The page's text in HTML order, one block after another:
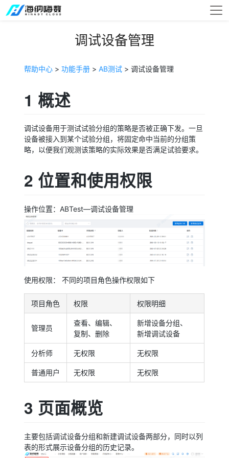
调试设备管理
帮助中心 >功能手册 >AB测试 > 调试设备管理
1 概述
调试设备用于测试试验分组的策略是否被正确下发。一旦
设备被接入到某个试验分组，将固定命中当前的分组策
略，以便我们观测该策略的实际效果是否满足试验要求。
2 位置和使用权限
操作位置：ABTest—调试设备管理
使用权限： 不同的项目角色操作权限如下
项目角色 权限 权限明细
管理员
查看、编辑、
复制、删除
新增设备分组、
新增调试设备
分析师 无权限 无权限
普通用户 无权限 无权限
3 页面概览
主要包括调试设备分组和新建调试设备两部分，同时以列
表的形式展示设备分组的历史记录。